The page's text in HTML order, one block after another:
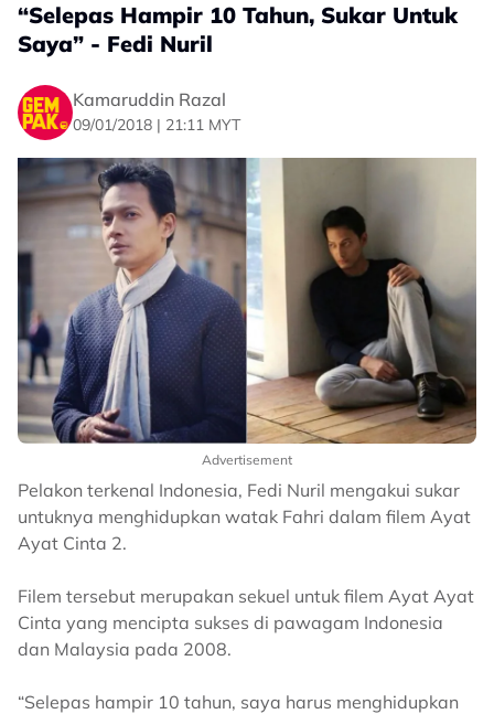
“Selepas Hampir 10 Tahun, Sukar Untuk
Saya” - Fedi Nuril
Kamaruddin Razal
09/01/2018 | 21:11 MYT
Advertisement
Pelakon terkenal Indonesia, Fedi Nuril mengakui sukar
untuknya menghidupkan watak Fahri dalam filem Ayat
Ayat Cinta 2.
Filem tersebut merupakan sekuel untuk filem Ayat Ayat
Cinta yang mencipta sukses di pawagam Indonesia
dan Malaysia pada 2008.
“Selepas hampir 10 tahun, saya harus menghidupkan